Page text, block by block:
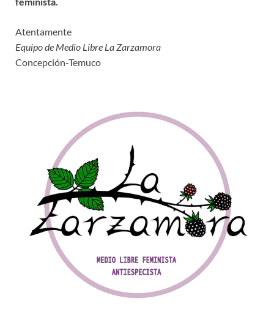
Atentamente
Equipo de Medio Libre La Zarzamora
Concepción-Temuco